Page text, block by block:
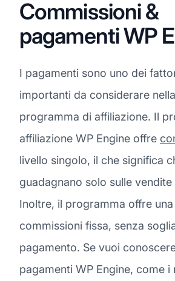
Commissioni &
pagamenti WP
I pagamenti sono uno dei
importanti da considerare
programma di affiliazione. Il
affiliazione WP Engine offre
livello singolo, il che significa
guadagnano solo sulle
Inoltre, il programma offre
commissioni fissa, senza
pagamento. Se vuoi
pagamenti WP Engine, come i